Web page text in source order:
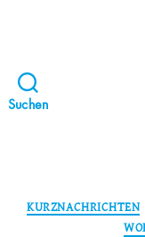
Suchen
KURZNACHRICHTEN